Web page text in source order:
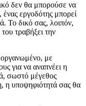
δεν θα μπορούσε να
ένας εργοδότης μπορεί
Το δικό σας, λοιπόν,
του τραβήξει την
οργανωμένο, με
για να αναπνέει η
σωστό μέγεθος
η υποψηφιότητά σας θα